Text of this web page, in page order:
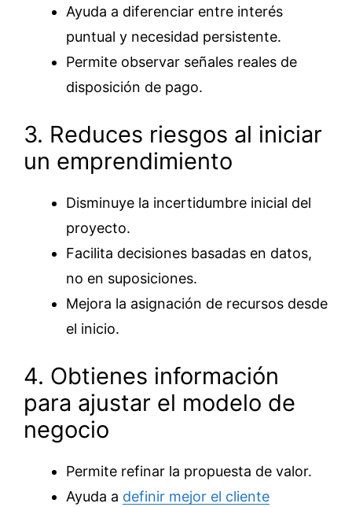
Ayuda a diferenciar entre interés
puntual y necesidad persistente.
Permite observar señales reales de
disposición de pago.
3. Reduces riesgos al iniciar
un emprendimiento
Disminuye la incertidumbre inicial del
proyecto.
Facilita decisiones basadas en datos,
no en suposiciones.
Mejora la asignación de recursos desde
el inicio.
4. Obtienes información
para ajustar el modelo de
negocio
Permite refinar la propuesta de valor.
Ayuda a definir mejor el cliente